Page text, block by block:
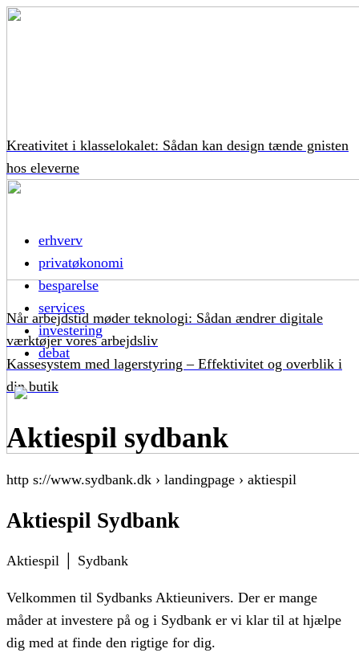
Kreativitet i klasselokalet: Sådan kan design tænde gnisten
hos eleverne
Når arbejdstid møder teknologi: Sådan ændrer digitale
værktøjer vores arbejdsliv
Kassesystem med lagerstyring – Effektivitet og overblik i
din butik
erhverv
privatøkonomi
besparelse
services
investering
debat
Aktiespil sydbank
http s://www.sydbank.dk › landingpage › aktiespil
Aktiespil Sydbank
Aktiespil │ Sydbank
Velkommen til Sydbanks Aktieunivers. Der er mange
måder at investere på og i Sydbank er vi klar til at hjælpe
dig med at finde den rigtige for dig.